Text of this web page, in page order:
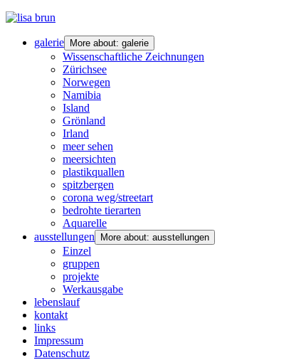
galerie More about: galerie
Wissenschaftliche Zeichnungen
Zürichsee
Norwegen
Namibia
Island
Grönland
Irland
meer sehen
meersichten
plastikquallen
spitzbergen
corona weg/streetart
bedrohte tierarten
Aquarelle
ausstellungen
More about: ausstellungen
Einzel
gruppen
projekte
Werkausgabe
lebenslauf
kontakt
links
Impressum
Datenschutz